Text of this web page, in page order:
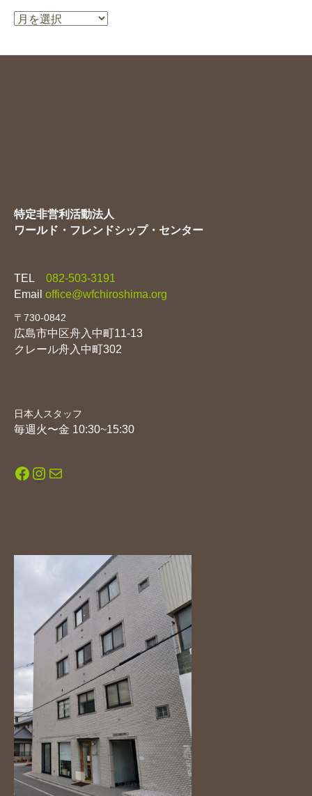
ア
特定非営利活動法人
ワールド・フレンドシップ・センター
TEL
082-503-3191
Email office@wfchiroshima.org
〒730-0842
広島市中区舟入中町11-13
クレール舟入中町302
日本人スタッフ
毎週火〜金 10:30~15:30
Facebook
Instagram
メール